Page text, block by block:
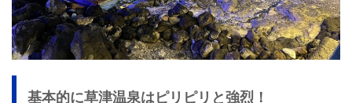
基本的に草津温泉はピリピリと強烈！